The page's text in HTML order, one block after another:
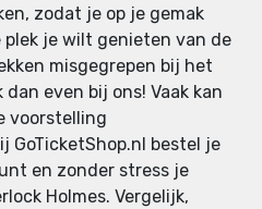
zodat je op je gemak
je wilt genieten van de
misgegrepen bij het
even bij ons! Vaak kan
voorstelling
GoTicketShop.nl bestel je
en zonder stress je
Holmes. Vergelijk,